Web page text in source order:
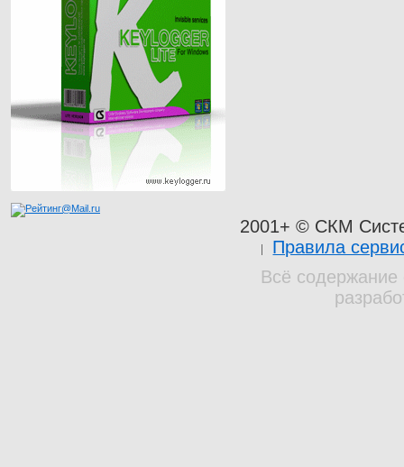
2001+ © СКМ
Правила
Всё содержание